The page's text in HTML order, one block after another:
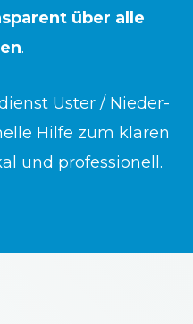
über alle
.
Uster / Nieder-
Hilfe zum klaren
und professionell.